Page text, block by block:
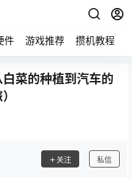
件 游戏推荐 攒机教程
菜的种植到汽车的
关注 私信